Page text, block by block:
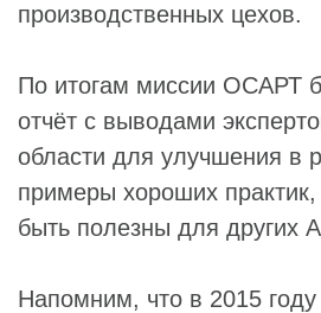
производственных цехов.
По итогам миссии ОСАРТ
отчёт с выводами
области для улучшения в
примеры хороших практик,
быть полезны для других
Напомним, что в 2015